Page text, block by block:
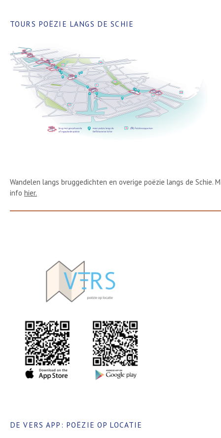
TOURS POËZIE LANGS DE SCHIE
Wandelen langs bruggedichten en overige poëzie langs de Schie.
info hier.
DE VERS APP: POËZIE OP LOCATIE